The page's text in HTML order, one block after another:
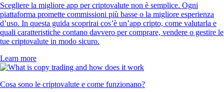
Scegliere la migliore app per criptovalute non è semplice. Ogni
piattaforma promette commissioni più basse o la migliore esperienza
d’uso. In questa guida scoprirai cos’è un’app cripto, come valutarla e
quali caratteristiche contano davvero per comprare, vendere o gestire le
tue criptovalute in modo sicuro.
Learn more
Cosa sono le criptovalute e come funzionano?